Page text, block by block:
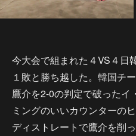
今大会で組まれた４VS４日
１敗と勝ち越した。韓国チ
鷹介を2-0の判定で破ったイ
ミングのいいカウンターの
ディストレートで鷹介を削